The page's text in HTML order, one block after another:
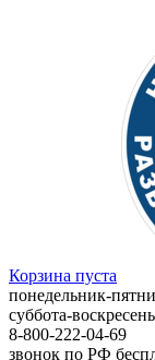
Корзина пуста
понедельник-
суббота-
8-800-222-04-69
звонок по РФ